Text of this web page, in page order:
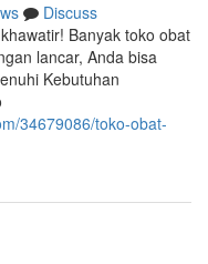
Discuss
Banyak toko obat
lancar, Anda bisa
Kebutuhan
34679086/toko-obat-